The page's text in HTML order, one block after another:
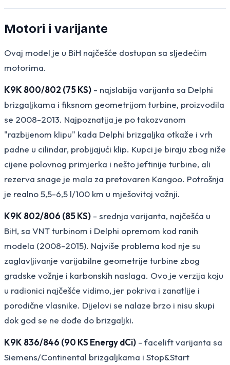
Motori i varijante
Ovaj model je u BiH najčešće dostupan sa sljedećim
motorima.
K9K 800/802 (75 KS) - najslabija varijanta sa Delphi
brizgaljkama i fiksnom geometrijom turbine, proizvodila
se 2008-2013. Najpoznatija je po takozvanom
"razbijenom klipu" kada Delphi brizgaljka otkaže i vrh
padne u cilindar, probijajući klip. Kupci je biraju zbog niže
cijene polovnog primjerka i nešto jeftinije turbine, ali
rezerva snage je mala za pretovaren Kangoo. Potrošnja
je realno 5,5-6,5 l/100 km u mješovitoj vožnji.
K9K 802/806 (85 KS) - srednja varijanta, najčešća u
BiH, sa VNT turbinom i Delphi opremom kod ranih
modela (2008-2015). Najviše problema kod nje su
zaglavljivanje varijabilne geometrije turbine zbog
gradske vožnje i karbonskih naslaga. Ovo je verzija koju
u radionici najčešće vidimo, jer pokriva i zanatlije i
porodične vlasnike. Dijelovi se nalaze brzo i nisu skupi
dok god se ne dođe do brizgaljki.
K9K 836/846 (90 KS Energy dCi) - facelift varijanta sa
Siemens/Continental brizgaljkama i Stop&Start